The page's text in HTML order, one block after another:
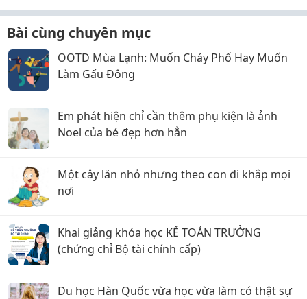
Bài cùng chuyên mục
OOTD Mùa Lạnh: Muốn Cháy Phố Hay Muốn
Làm Gấu Đông
Em phát hiện chỉ cần thêm phụ kiện là ảnh
Noel của bé đẹp hơn hẳn
Một cây lăn nhỏ nhưng theo con đi khắp mọi
nơi
Khai giảng khóa học KẾ TOÁN TRƯỞNG
(chứng chỉ Bộ tài chính cấp)
Du học Hàn Quốc vừa học vừa làm có thật sự